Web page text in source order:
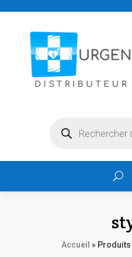
Accueil » Produits